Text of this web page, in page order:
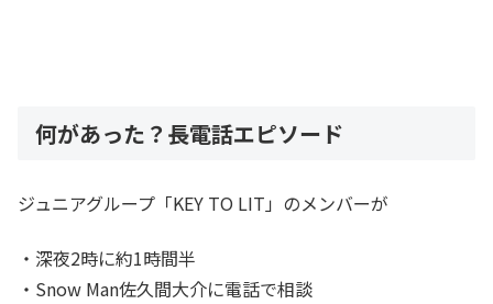
何があった？長電話エピソード
ジュニアグループ「KEY TO LIT」のメンバーが
・深夜2時に約1時間半
・Snow Man佐久間大介に電話で相談